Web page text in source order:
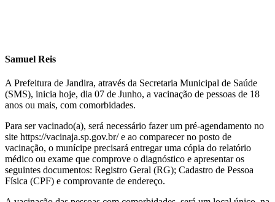
Samuel Reis
A Prefeitura de Jandira, através da Secretaria Municipal de Saúde
(SMS), inicia hoje, dia 07 de Junho, a vacinação de pessoas de 18
anos ou mais, com comorbidades.
Para ser vacinado(a), será necessário fazer um pré-agendamento no
site https://vacinaja.sp.gov.br/ e ao comparecer no posto de
vacinação, o munícipe precisará entregar uma cópia do relatório
médico ou exame que comprove o diagnóstico e apresentar os
seguintes documentos: Registro Geral (RG); Cadastro de Pessoa
Física (CPF) e comprovante de endereço.